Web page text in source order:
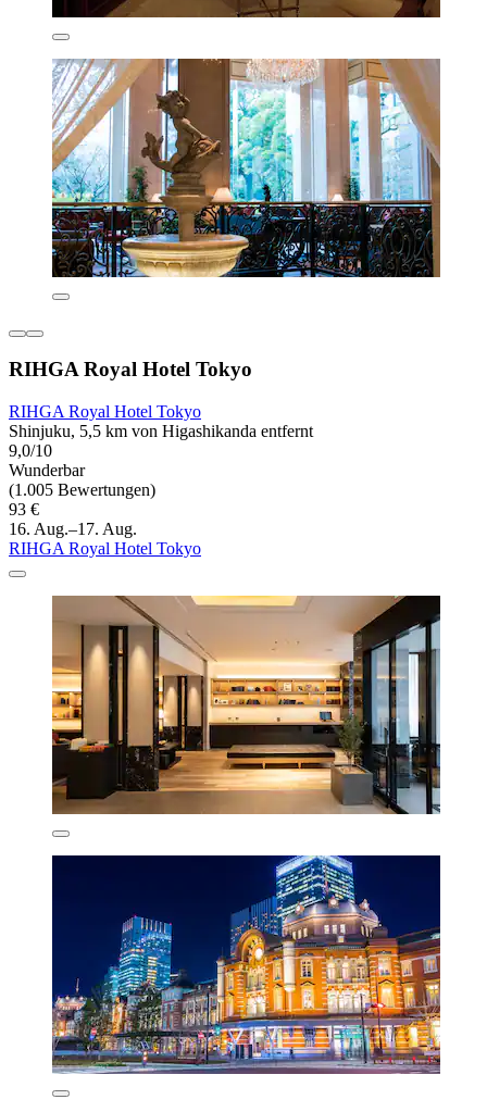
RIHGA Royal Hotel Tokyo
RIHGA Royal Hotel Tokyo
Shinjuku, 5,5 km von Higashikanda entfernt
9,0/10
Wunderbar
(1.005 Bewertungen)
93 €
16. Aug.–17. Aug.
RIHGA Royal Hotel Tokyo